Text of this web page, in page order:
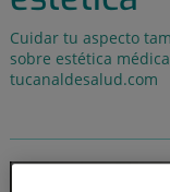
Cuidar tu aspecto
sobre estética
tucanaldesalud.com